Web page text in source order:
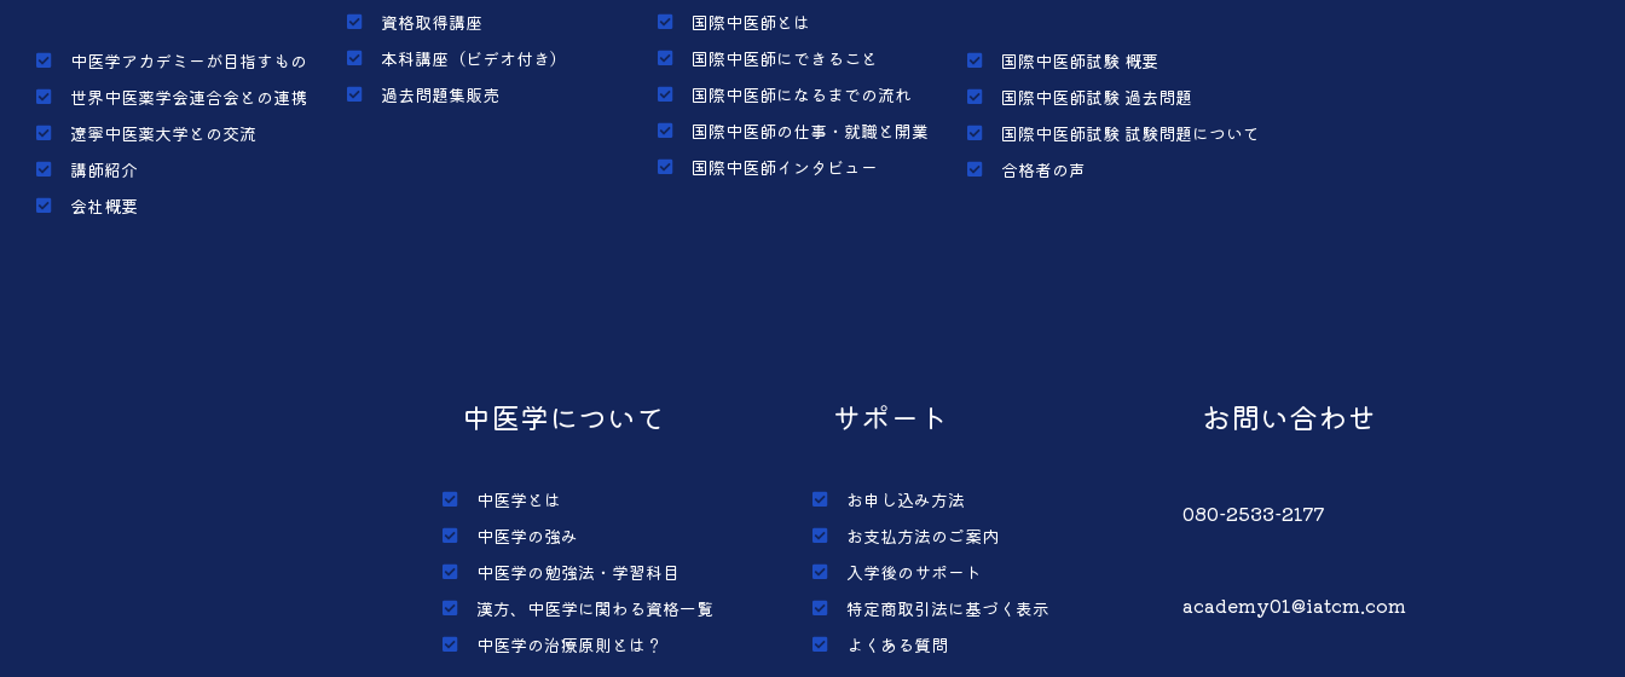
中医学アカデミーが目指すもの
世界中医薬学会連合会との連携
遼寧中医薬大学との交流
講師紹介
会社概要
資格取得講座
本科講座（ビデオ付き）
過去問題集販売
国際中医師とは
国際中医師にできること
国際中医師になるまでの流れ
国際中医師の仕事・就職と開業
国際中医師インタビュー
国際中医師試験 概要
国際中医師試験 過去問題
国際中医師試験 試験問題について
合格者の声
中医学について
中医学とは
中医学の強み
中医学の勉強法・学習科目
漢方、中医学に関わる資格一覧
中医学の治療原則とは？
サポート
お申し込み方法
お支払方法のご案内
入学後のサポート
特定商取引法に基づく表示
よくある質問
お問い合わせ
080-2533-2177
academy01@iatcm.com